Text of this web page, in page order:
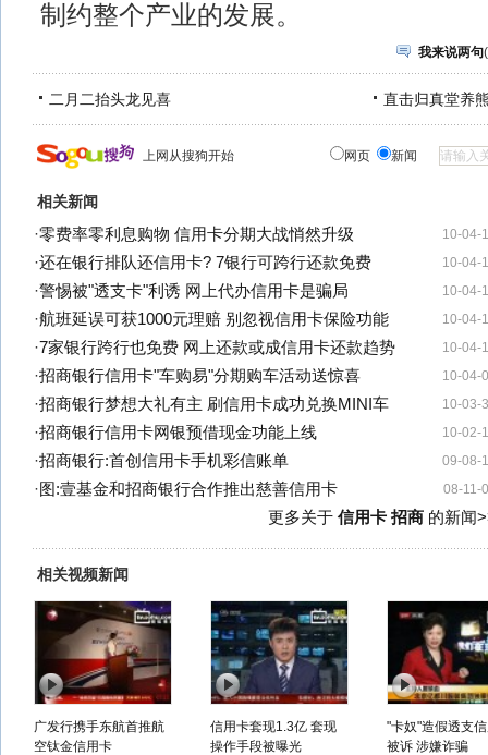
制约整个产业的发展。
我来说两句(
二月二抬头龙见喜 直击归真堂养
上网从搜狗开始 网页 新闻
相关新闻
10-04-
·零费率零利息购物 信用卡分期大战悄然升级
10-04-
·还在银行排队还信用卡? 7银行可跨行还款免费
10-04-
·警惕被"透支卡"利诱 网上代办信用卡是骗局
10-04-
·航班延误可获1000元理赔 别忽视信用卡保险功能
10-04-
·7家银行跨行也免费 网上还款或成信用卡还款趋势
10-04-
·招商银行信用卡"车购易"分期购车活动送惊喜
10-03-
·招商银行梦想大礼有主 刷信用卡成功兑换MINI车
10-02-
·招商银行信用卡网银预借现金功能上线
09-08-
·招商银行:首创信用卡手机彩信账单
08-11-
· 图:壹基金和招商银行合作推出慈善信用卡
更多关于 信用卡 招商的新闻
相关视频新闻
广发行携手东航首推航
空钛金信用卡
信用卡套现1.3亿 套现
操作手段被曝光
"卡奴"造假透支
被诉 涉嫌诈骗